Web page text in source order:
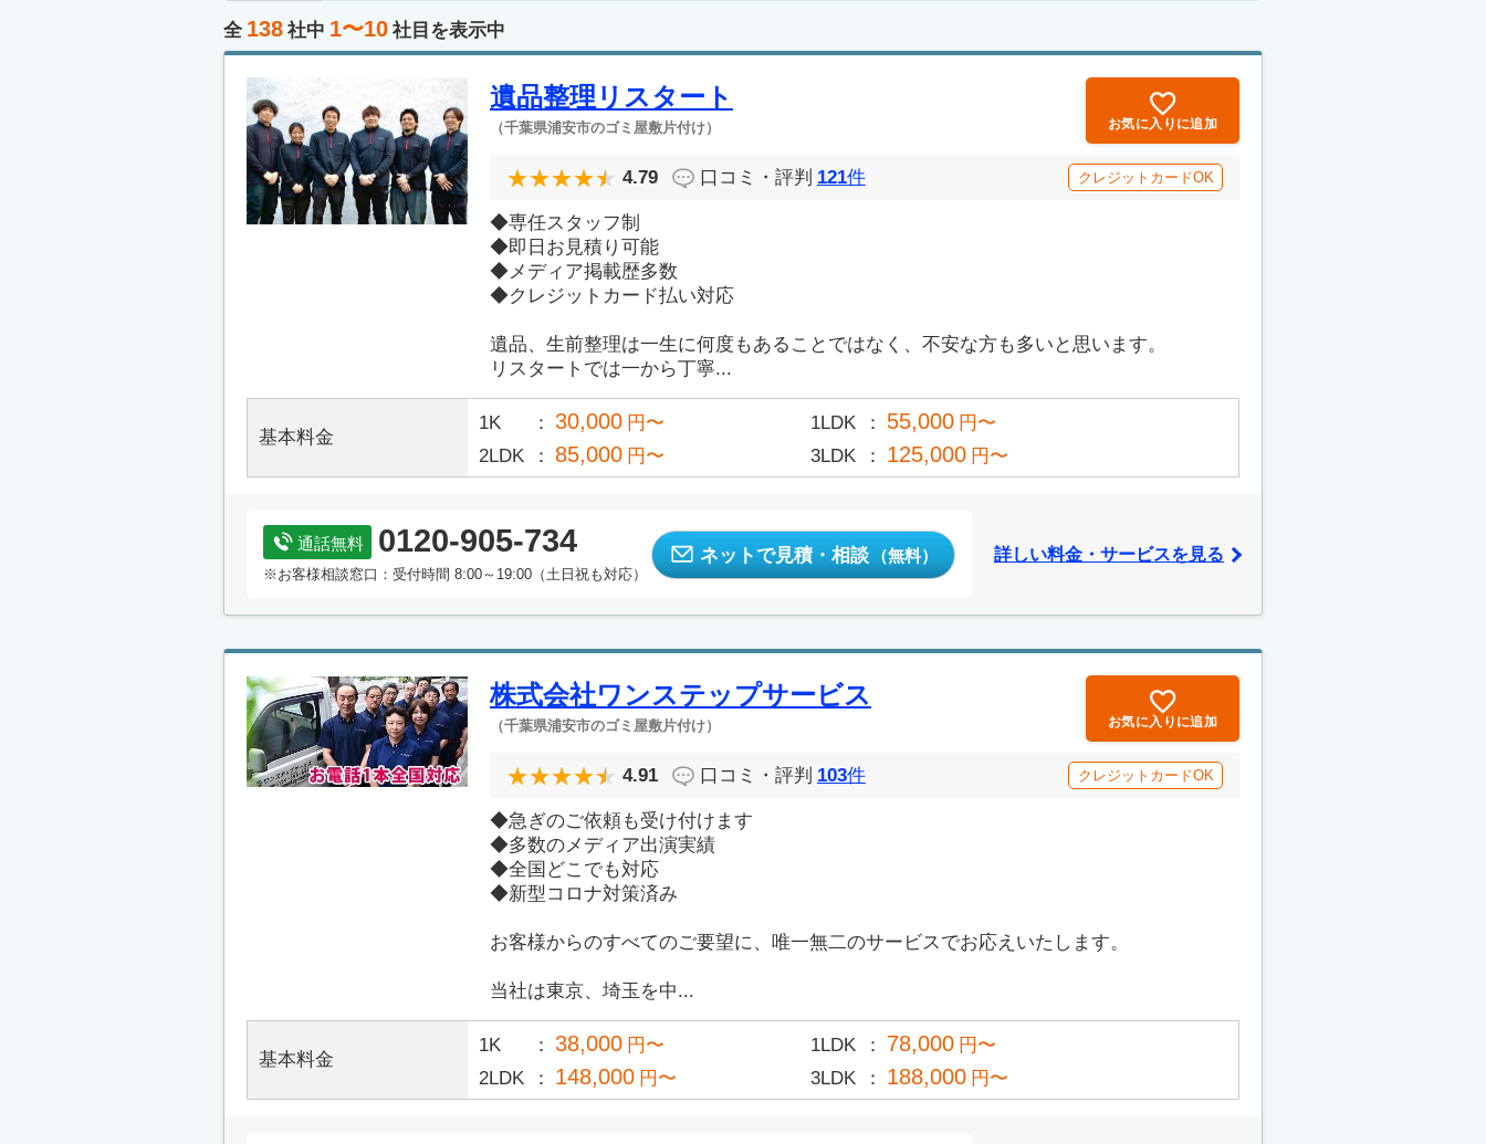
全 138 社中 1〜10 社目を表示中
遺品整理リスタート
（千葉県浦安市のゴミ屋敷片付け） お気に入りに追加
4.79 口コミ・評判 121件 クレジットカードOK
◆専任スタッフ制
◆即日お見積り可能
◆メディア掲載歴多数
◆クレジットカード払い対応
遺品、生前整理は一生に何度もあることではなく、不安な方も多いと思います。
リスタートでは一から丁寧...
基本料金
1K 30,000 円〜 1LDK 55,000 円〜
2LDK
85,000 円〜 3LDK 125,000 円〜
通話無料 0120-905-734
※お客様相談窓口：受付時間 8:00～19:00（土日祝も対応）
ネットで見積・相談 （無料） 詳しい料金・サービスを見る
株式会社ワンステップサービス
（千葉県浦安市のゴミ屋敷片付け） お気に入りに追加
4.91 口コミ・評判 103件 クレジットカードOK
◆急ぎのご依頼も受け付けます
◆多数のメディア出演実績
◆全国どこでも対応
◆新型コロナ対策済み
お客様からのすべてのご要望に、唯一無二のサービスでお応えいたします。
当社は東京、埼玉を中...
基本料金
1K 38,000 円〜 1LDK 78,000 円〜
2LDK
148,000 円〜 3LDK 188,000 円〜